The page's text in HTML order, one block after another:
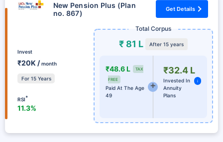
New Pension Plus (Plan
no. 867)
Get Details
Invest
₹20K /month
For 15 Years
RSI*
11.3%
Total Corpus
₹ 81 L After 15 years
₹48.6 L TAX
FREE
Paid At The Age
49
₹32.4 L
Invested In
Annuity
Plans
i